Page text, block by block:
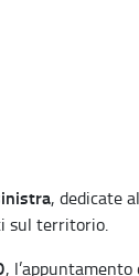
, dedicate
sul territorio.
,